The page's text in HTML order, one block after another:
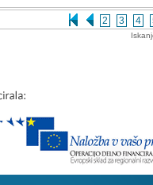
2 3 4